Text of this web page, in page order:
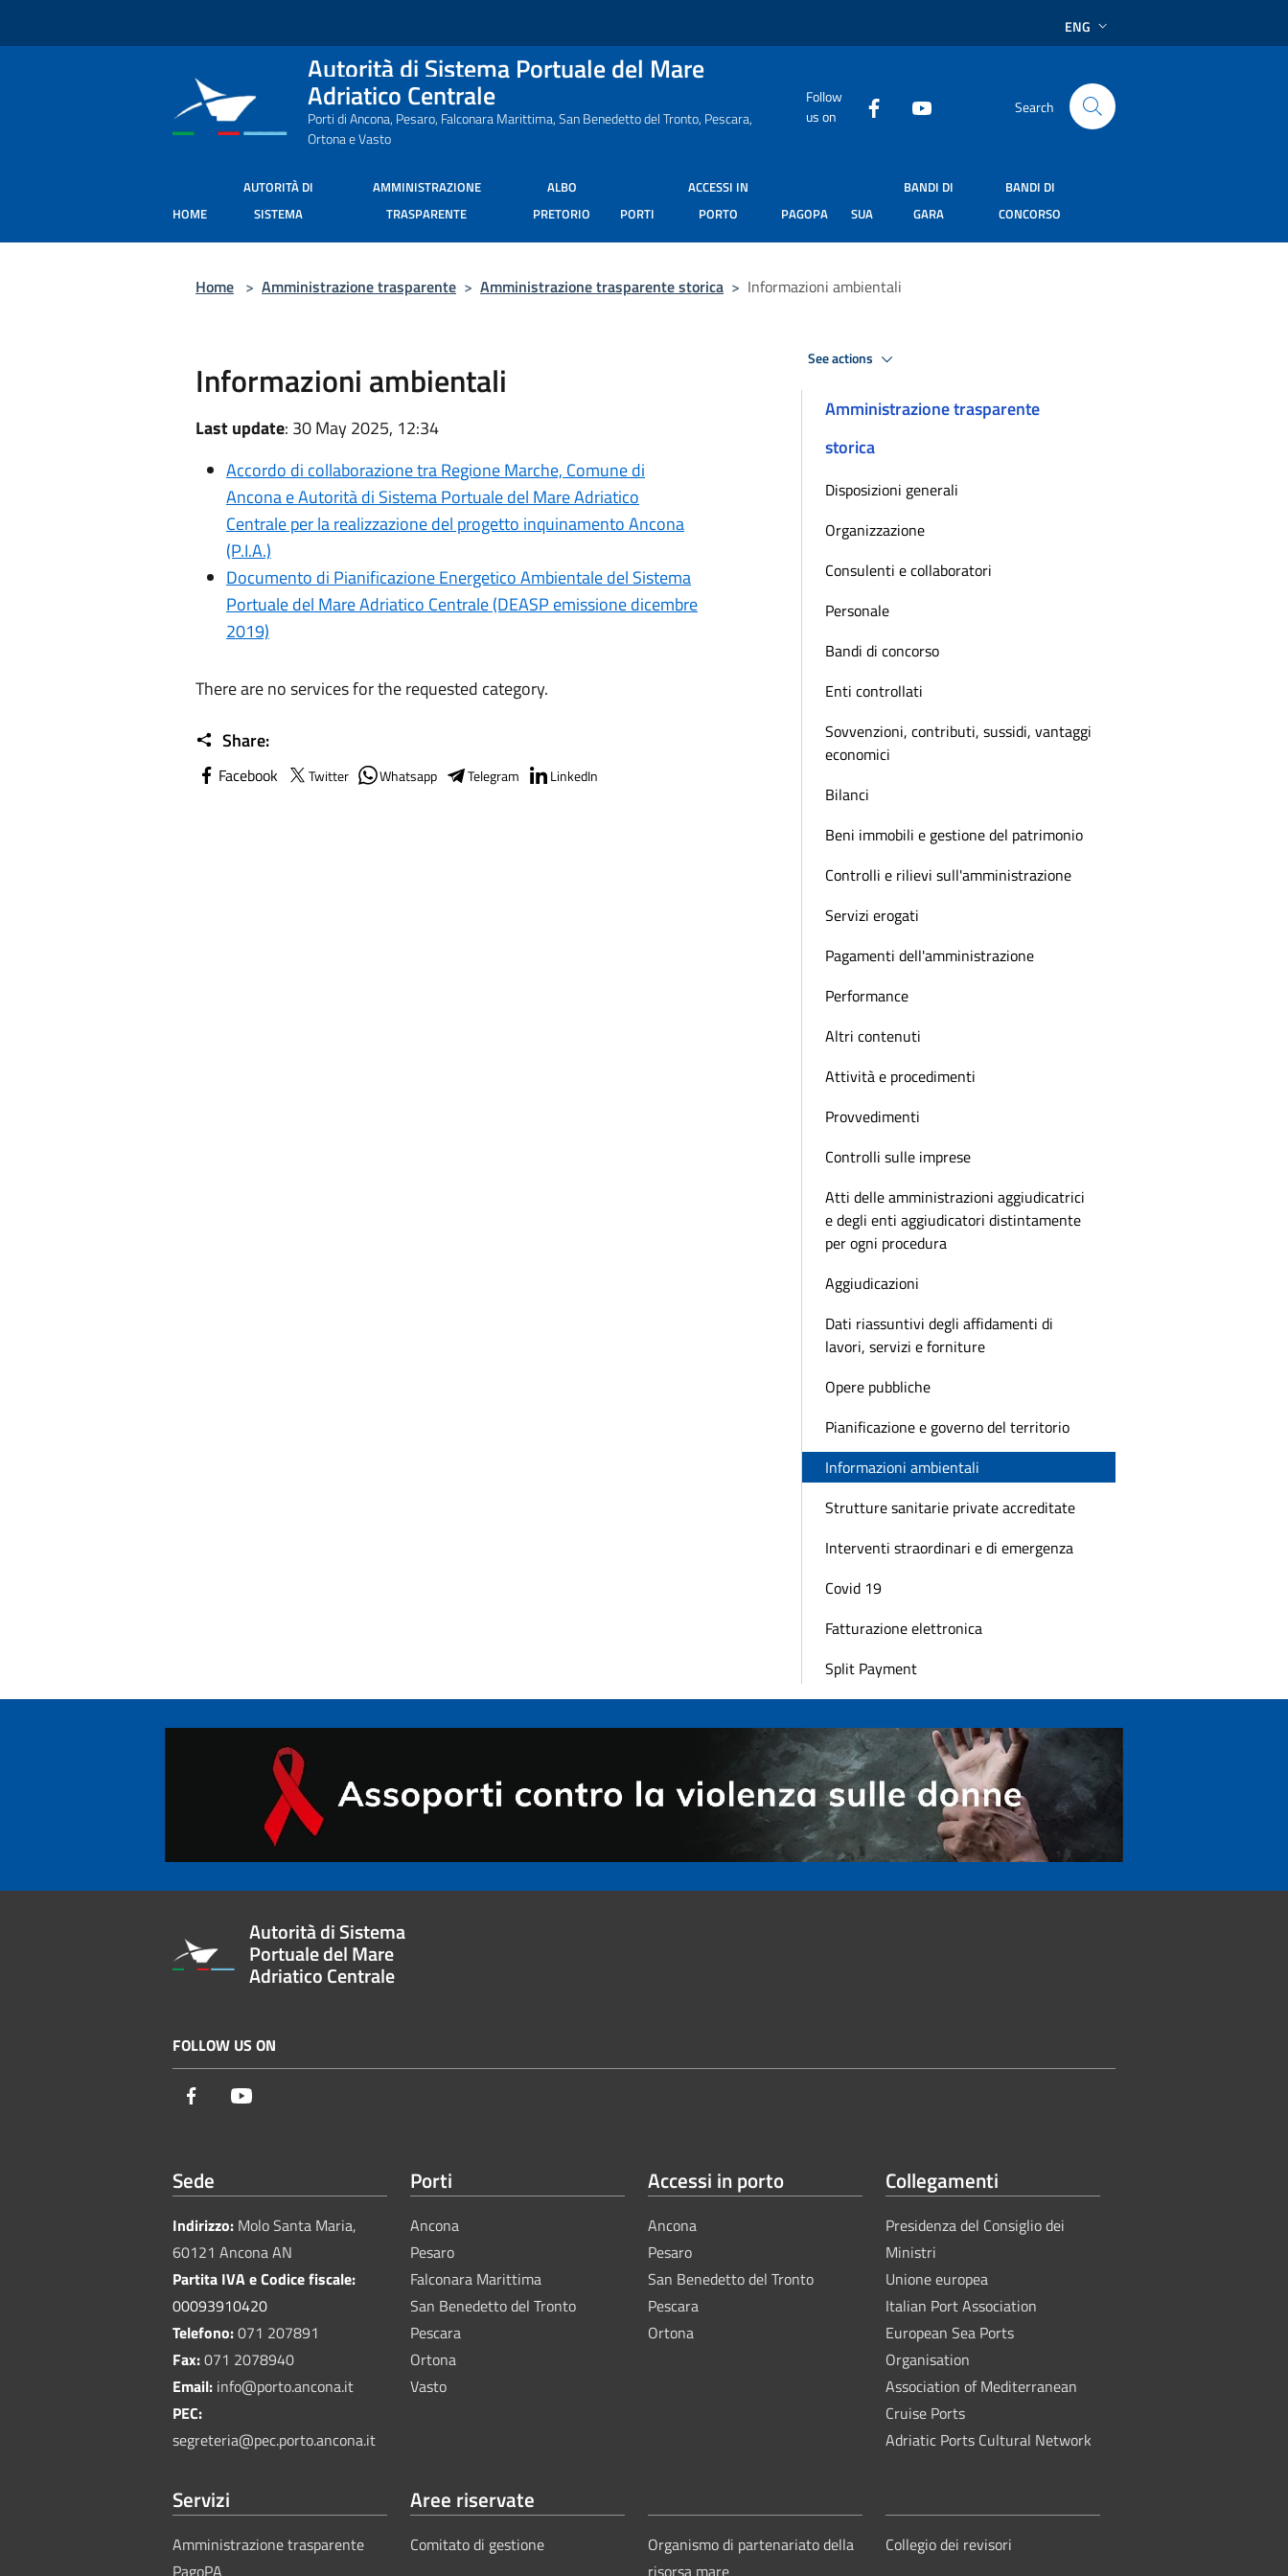
ENG
Autorità di Sistema Portuale del Mare
Adriatico Centrale
Porti di Ancona, Pesaro, Falconara Marittima, San Benedetto del Tronto, Pescara,
Ortona e Vasto
Follow
us on
Search
HOME
AUTORITÀ DI
SISTEMA
AMMINISTRAZIONE
TRASPARENTE
ALBO
PRETORIO
PORTI
ACCESSI IN
PORTO
PAGOPA SUA
BANDI DI
GARA
BANDI DI
CONCORSO
Home > Amministrazione trasparente > Amministrazione trasparente storica > Informazioni ambientali
Informazioni ambientali
Last update: 30 May 2025, 12:34
Accordo di collaborazione tra Regione Marche, Comune di
Ancona e Autorità di Sistema Portuale del Mare Adriatico
Centrale per la realizzazione del progetto inquinamento Ancona
(P.I.A.)
Documento di Pianificazione Energetico Ambientale del Sistema
Portuale del Mare Adriatico Centrale (DEASP emissione dicembre
2019)
There are no services for the requested category.
Share:
Facebook Twitter Whatsapp Telegram LinkedIn
See actions
Amministrazione trasparente
storica
Disposizioni generali
Organizzazione
Consulenti e collaboratori
Personale
Bandi di concorso
Enti controllati
Sovvenzioni, contributi, sussidi, vantaggi
economici
Bilanci
Beni immobili e gestione del patrimonio
Controlli e rilievi sull'amministrazione
Servizi erogati
Pagamenti dell'amministrazione
Performance
Altri contenuti
Attività e procedimenti
Provvedimenti
Controlli sulle imprese
Atti delle amministrazioni aggiudicatrici
e degli enti aggiudicatori distintamente
per ogni procedura
Aggiudicazioni
Dati riassuntivi degli affidamenti di
lavori, servizi e forniture
Opere pubbliche
Pianificazione e governo del territorio
Informazioni ambientali
Strutture sanitarie private accreditate
Interventi straordinari e di emergenza
Covid 19
Fatturazione elettronica
Split Payment
Autorità di Sistema
Portuale del Mare
Adriatico Centrale
FOLLOW US ON
Facebook
Sede
Indirizzo: Molo Santa Maria,
60121 Ancona AN
Partita IVA e Codice fiscale:
00093910420
Telefono:071 207891
Fax:071 2078940
Email: info@porto.ancona.it
PEC:
segreteria@pec.porto.ancona.it
Porti
Ancona
Pesaro
Falconara Marittima
San Benedetto del Tronto
Pescara
Ortona
Vasto
Accessi in porto
Ancona
Pesaro
San Benedetto del Tronto
Pescara
Ortona
Collegamenti
Presidenza del Consiglio dei
Ministri
Unione europea
Italian Port Association
European Sea Ports
Organisation
Association of Mediterranean
Cruise Ports
Adriatic Ports Cultural Network
Servizi
Amministrazione trasparente
PagoPA
Aree riservate
Comitato di gestione
Organismo di partenariato della
risorsa mare
Collegio dei revisori